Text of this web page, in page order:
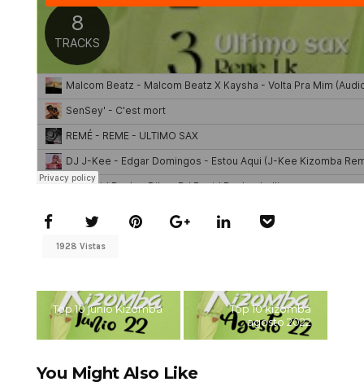
1928 Vistas
Top 10 junio Kizomba
Top 10 kizomba
agosto 2022
You Might Also Like